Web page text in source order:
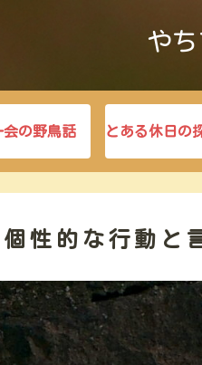
や
会の野鳥話 とある休日の
性的な行動と